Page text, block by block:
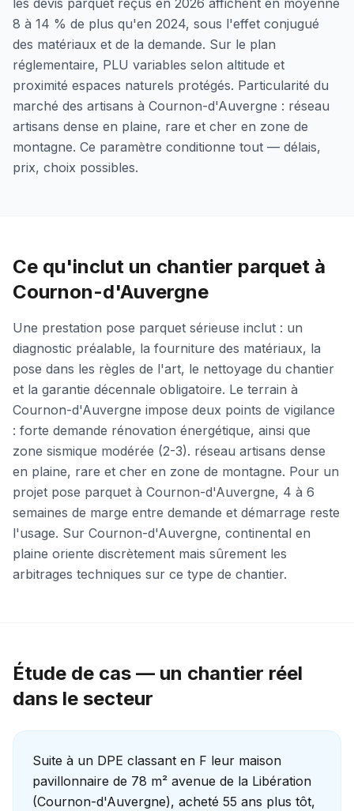
les devis parquet reçus en 2026 affichent en moyenne
8 à 14 % de plus qu'en 2024, sous l'effet conjugué
des matériaux et de la demande. Sur le plan
réglementaire, PLU variables selon altitude et
proximité espaces naturels protégés. Particularité du
marché des artisans à Cournon-d'Auvergne : réseau
artisans dense en plaine, rare et cher en zone de
montagne. Ce paramètre conditionne tout — délais,
prix, choix possibles.
Ce qu'inclut un chantier parquet à
Cournon-d'Auvergne
Une prestation pose parquet sérieuse inclut : un
diagnostic préalable, la fourniture des matériaux, la
pose dans les règles de l'art, le nettoyage du chantier
et la garantie décennale obligatoire. Le terrain à
Cournon-d'Auvergne impose deux points de vigilance
: forte demande rénovation énergétique, ainsi que
zone sismique modérée (2-3). réseau artisans dense
en plaine, rare et cher en zone de montagne. Pour un
projet pose parquet à Cournon-d'Auvergne, 4 à 6
semaines de marge entre demande et démarrage reste
l'usage. Sur Cournon-d'Auvergne, continental en
plaine oriente discrètement mais sûrement les
arbitrages techniques sur ce type de chantier.
Étude de cas — un chantier réel
dans le secteur
Suite à un DPE classant en F leur maison
pavillonnaire de 78 m² avenue de la Libération
(Cournon-d'Auvergne), acheté 55 ans plus tôt,